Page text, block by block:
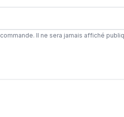
Il ne sera jamais affiché